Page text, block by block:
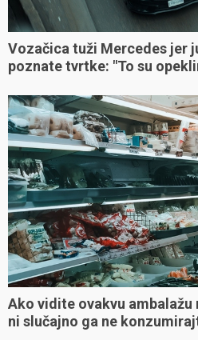
Vozačica tuži Mercedes jer
poznate tvrtke: "To su
Ako vidite ovakvu
ni slučajno ga ne